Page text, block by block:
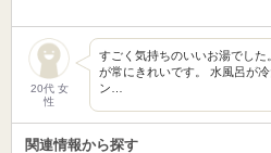
20代 女
性
すごく気持ちのいいお湯でし
が常にきれいです。 水風呂が
ン…
関連情報から探す